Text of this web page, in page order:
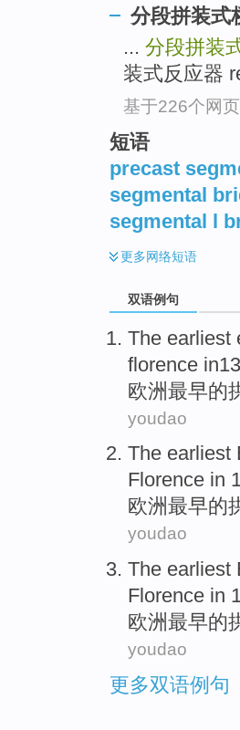
分段拼装式
... 分段拼装
装式反应器
基于226个网页
短语
precast
segmental
segmental l
更多网络短语
双语例句
The earliest
florence
欧洲最早的
youdao
The earliest
Florence in
欧洲最早的
youdao
The earliest
Florence in
欧洲最早的
youdao
更多双语例句